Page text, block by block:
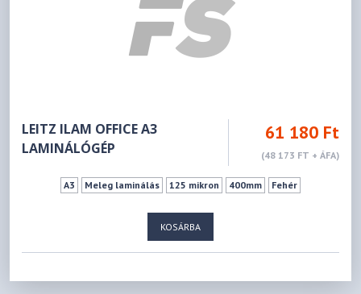
LEITZ ILAM OFFICE A3
LAMINÁLÓGÉP
61 180 Ft
(48 173 FT + ÁFA)
A3 Meleg laminálás 125 mikron 400mm Fehér
KOSÁRBA